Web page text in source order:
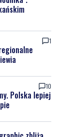
Polska lepiej
zbliża
całą